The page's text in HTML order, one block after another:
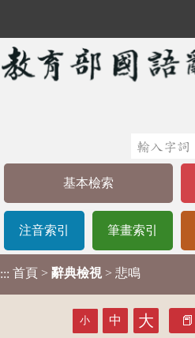
基本檢索
注音索引 筆畫索引
::: 首頁 > 辭典檢視 > 悲鳴
小 中 大